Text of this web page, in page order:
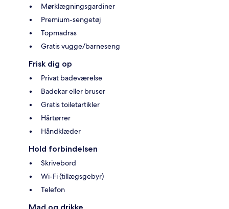
Mørklægningsgardiner
Premium-sengetøj
Topmadras
Gratis vugge/barneseng
Frisk dig op
Privat badeværelse
Badekar eller bruser
Gratis toiletartikler
Hårtørrer
Håndklæder
Hold forbindelsen
Skrivebord
Wi-Fi (tillægsgebyr)
Telefon